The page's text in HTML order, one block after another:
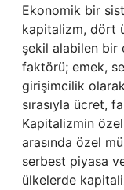
Ekonomik bir
kapitalizm, dört
şekil alabilen bir
faktörü; emek,
girişimcilik olarak
sırasıyla ücret,
Kapitalizmin
arasında özel
serbest piyasa
ülkelerde